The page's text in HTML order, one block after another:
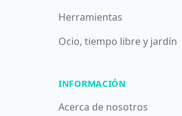
Herramientas
Ocio, tiempo libre y jardín
INFORMACIÓN
Acerca de nosotros